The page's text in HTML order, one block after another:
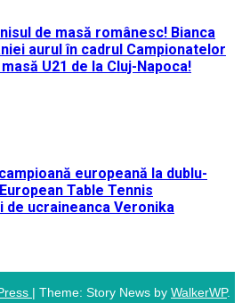
de masă românesc! Bianca
aurul în cadrul Campionatelor
U21 de la Cluj-Napoca!
europeană la dublu-
Table Tennis
de ucraineanca Veronika
| Theme: Story News by WalkerWP.